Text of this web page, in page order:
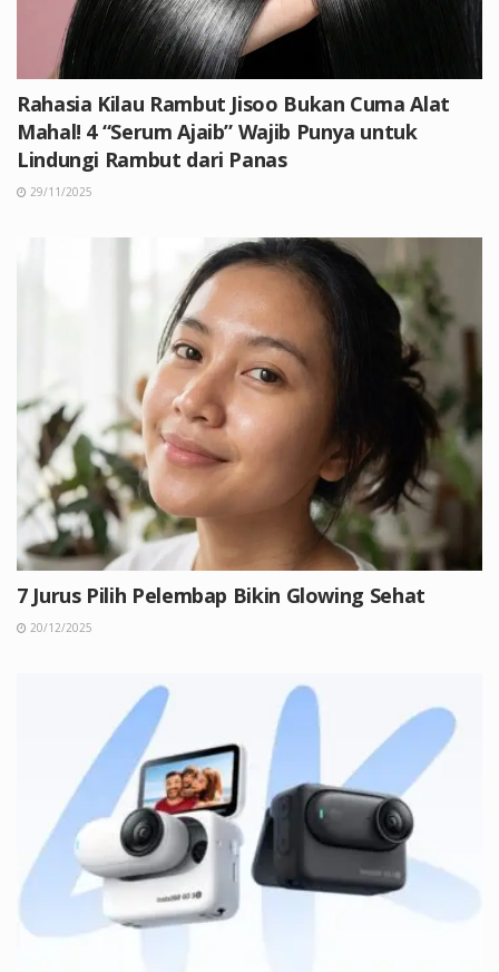
Rahasia Kilau Rambut Jisoo Bukan Cuma Alat
Mahal! 4 “Serum Ajaib” Wajib Punya untuk
Lindungi Rambut dari Panas
29/11/2025
7 Jurus Pilih Pelembap Bikin Glowing Sehat
20/12/2025